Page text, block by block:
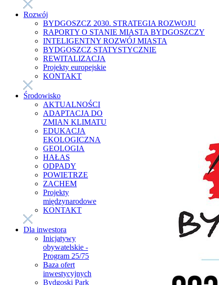
Rozwój
BYDGOSZCZ 2030. STRATEGIA ROZWOJU
RAPORTY O STANIE MIASTA BYDGOSZCZY
INTELIGENTNY ROZWÓJ MIASTA
BYDGOSZCZ STATYSTYCZNIE
REWITALIZACJA
Projekty europejskie
KONTAKT
Środowisko
AKTUALNOŚCI
ADAPTACJA DO
ZMIAN KLIMATU
EDUKACJA
EKOLOGICZNA
GEOLOGIA
HAŁAS
ODPADY
POWIETRZE
ZACHEM
Projekty
międzynarodowe
KONTAKT
Dla inwestora
Inicjatywy
obywatelskie -
Program 25/75
Baza ofert
inwestycyjnych
Bydgoski Park